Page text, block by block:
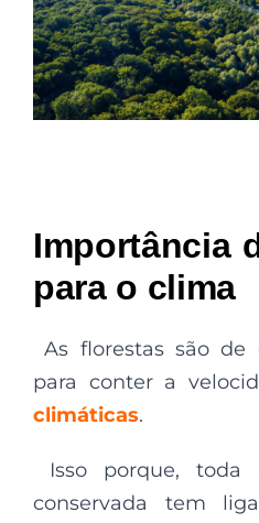
Importância
para o clima
As florestas são de
para conter a
climáticas.
Isso porque, toda
conservada tem